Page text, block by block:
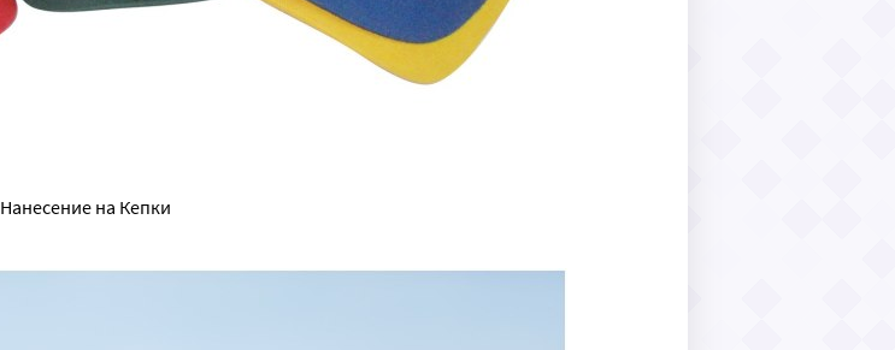
Нанесение на Кепки